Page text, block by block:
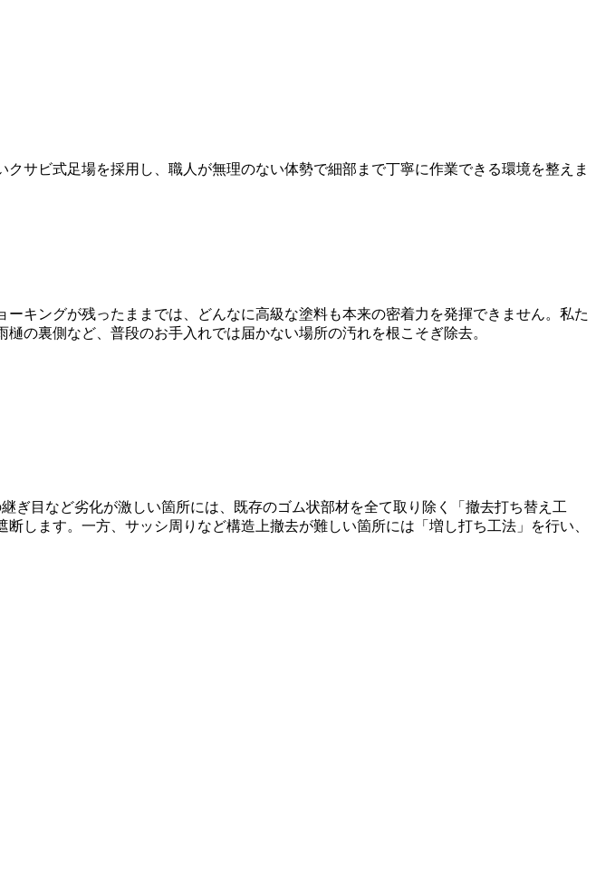
サビ式足場を採用し、職人が無理のない体勢で細部まで丁寧に作業できる環境を整えま
キングが残ったままでは、どんなに高級な塗料も本来の密着力を発揮できません。私た
の裏側など、普段のお手入れでは届かない場所の汚れを根こそぎ除去。
ぎ目など劣化が激しい箇所には、既存のゴム状部材を全て取り除く「撤去打ち替え工
します。一方、サッシ周りなど構造上撤去が難しい箇所には「増し打ち工法」を行い、